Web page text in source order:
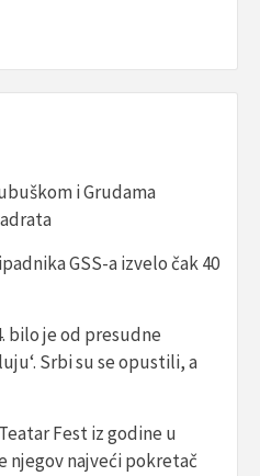
i Grudama
GSS-a izvelo čak 40
bilo je od presudne
Srbi su se opustili, a
Fest iz godine u
njegov najveći pokretač